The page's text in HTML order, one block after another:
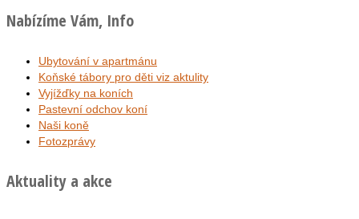
Nabízíme Vám, Info
Ubytování v apartmánu
Koňské tábory pro děti viz aktulity
Vyjížďky na koních
Pastevní odchov koní
Naši koně
Fotozprávy
Aktuality a akce